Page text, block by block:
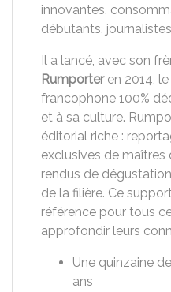
innovantes,
débutants,
Il a lancé, avec son
Rumporteren 2014,
francophone 100%
et à sa culture.
éditorial riche :
exclusives de
rendus de
de la filière. Ce
référence pour tous
approfondir leurs
Une quinzaine
ans